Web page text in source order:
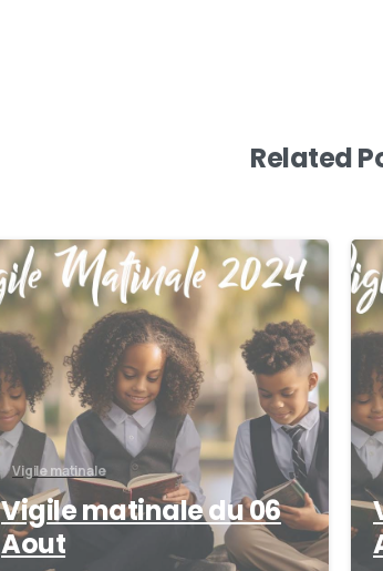
Related
0
Vigile matinale
Vigile matinale du 06
Aout